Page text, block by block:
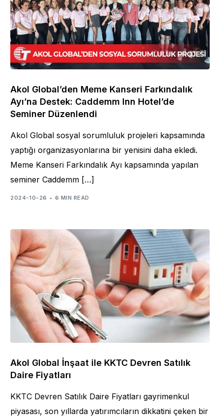
Akol Global’den Meme Kanseri Farkındalık
Ayı’na Destek: Caddemm Inn Hotel’de
Seminer Düzenlendi
Akol Global sosyal sorumluluk projeleri kapsamında
yaptığı organizasyonlarına bir yenisini daha ekledi.
Meme Kanseri Farkındalık Ayı kapsamında yapılan
seminer Caddemm […]
2024-10-26 6 MIN READ
Akol Global İnşaat ile KKTC Devren Satılık
Daire Fiyatları
KKTC Devren Satılık Daire Fiyatları gayrimenkul
piyasası, son yıllarda yatırımcıların dikkatini çeken bir